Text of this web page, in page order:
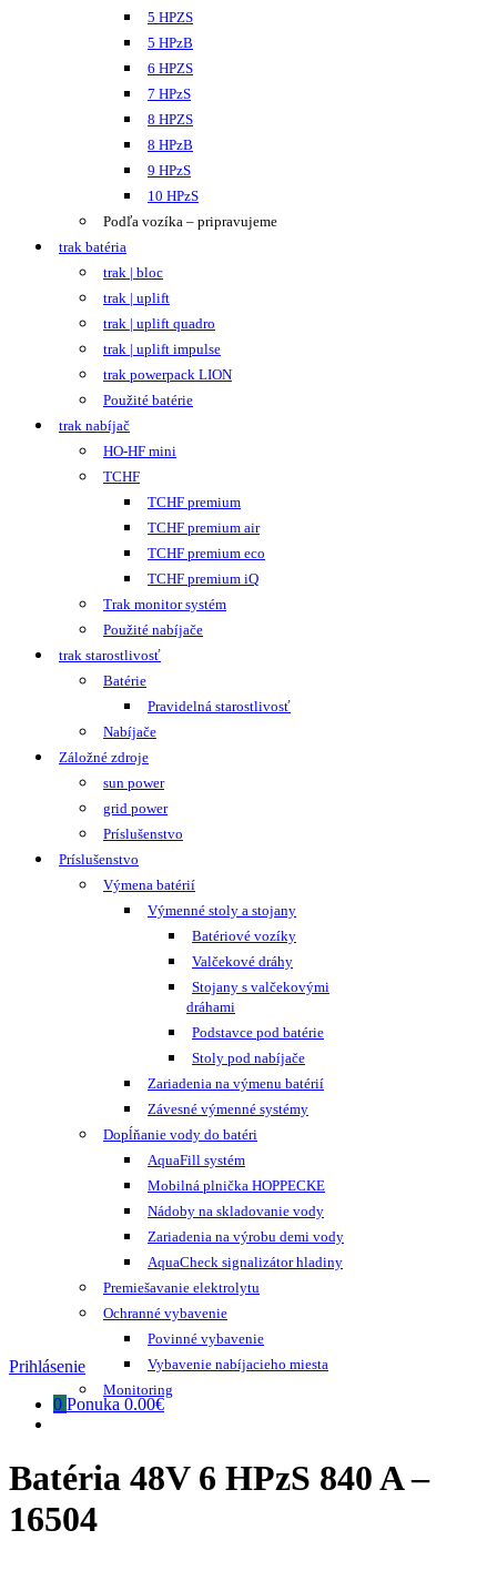
5 HPZS
5 HPzB
6 HPZS
7 HPzS
8 HPZS
8 HPzB
9 HPzS
10 HPzS
Podľa vozíka – pripravujeme
trak batéria
trak | bloc
trak | uplift
trak | uplift quadro
trak | uplift impulse
trak powerpack LION
Použité batérie
trak nabíjač
HO-HF mini
TCHF
TCHF premium
TCHF premium air
TCHF premium eco
TCHF premium iQ
Trak monitor systém
Použité nabíjače
trak starostlivosť
Batérie
Pravidelná starostlivosť
Nabíjače
Záložné zdroje
sun power
grid power
Príslušenstvo
Príslušenstvo
Výmena batérií
Výmenné stoly a stojany
Batériové vozíky
Valčekové dráhy
Stojany s valčekovými
dráhami
Podstavce pod batérie
Stoly pod nabíjače
Zariadenia na výmenu batérií
Závesné výmenné systémy
Dopĺňanie vody do batéri
AquaFill systém
Mobilná plnička HOPPECKE
Nádoby na skladovanie vody
Zariadenia na výrobu demi vody
AquaCheck signalizátor hladiny
Premiešavanie elektrolytu
Ochranné vybavenie
Povinné vybavenie
Vybavenie nabíjacieho miesta
Monitoring
Prihlásenie
0 Ponuka 0.00€
Batéria 48V 6 HPzS 840 A –
16504